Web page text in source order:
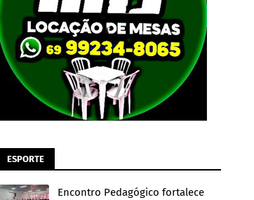
ESPORTE
Encontro Pedagógico fortalece